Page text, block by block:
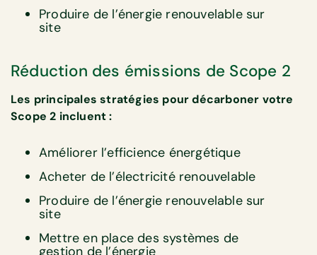
Produire de l’énergie renouvelable sur
site
Réduction des émissions de Scope 2
Les principales stratégies pour décarboner votre
Scope 2 incluent :
Améliorer l’efficience énergétique
Acheter de l’électricité renouvelable
Produire de l’énergie renouvelable sur
site
Mettre en place des systèmes de
gestion de l’énergie